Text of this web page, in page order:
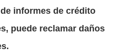
informes de crédito
puede reclamar daños